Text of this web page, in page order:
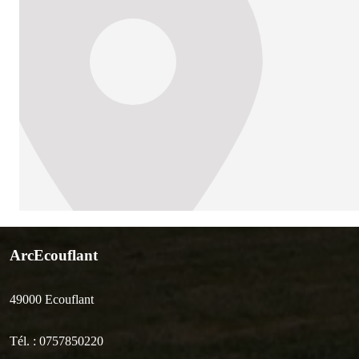
ArcEcouflant
49000 Ecouflant
Tél. : 0757850220